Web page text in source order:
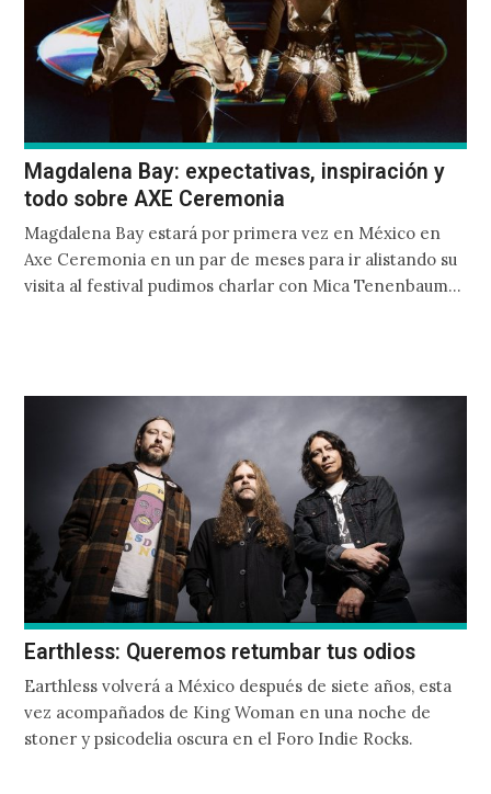
Magdalena Bay: expectativas, inspiración y
todo sobre AXE Ceremonia
Magdalena Bay estará por primera vez en México en
Axe Ceremonia en un par de meses para ir alistando su
visita al festival pudimos charlar con Mica Tenenbaum
Earthless: Queremos retumbar tus odios
Earthless volverá a México después de siete años, esta
vez acompañados de King Woman en una noche de
stoner y psicodelia oscura en el Foro Indie Rocks.